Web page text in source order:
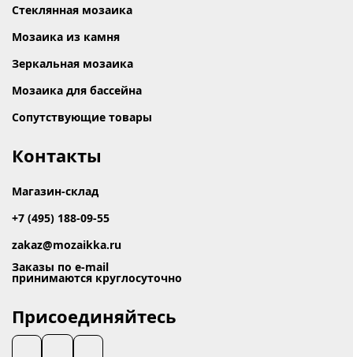
Стеклянная мозаика
Мозаика из камня
Зеркальная мозаика
Мозаика для бассейна
Сопутствующие товары
Контакты
Магазин-склад
+7 (495) 188-09-55
zakaz@mozaikka.ru
Заказы по e-mail
принимаются круглосуточно
Присоединяйтесь